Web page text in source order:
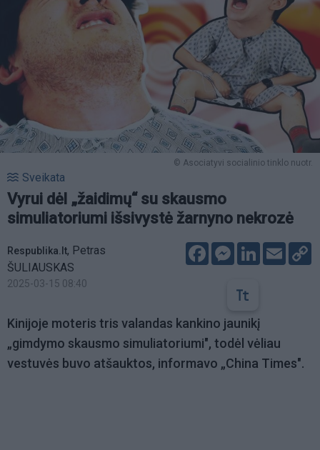
© Asociatyvi socialinio tinklo nuotr.
Sveikata
Vyrui dėl „žaidimų“ su skausmo
simuliatoriumi išsivystė žarnyno nekrozė
Respublika.lt, Petras
ŠULIAUSKAS
2025-03-15 08:40
FacebookMessenger
LinkedIn
Email
Kinijoje moteris tris valandas kankino jaunikį
„gimdymo skausmo simuliatoriumi", todėl vėliau
vestuvės buvo atšauktos, informavo „China Times".